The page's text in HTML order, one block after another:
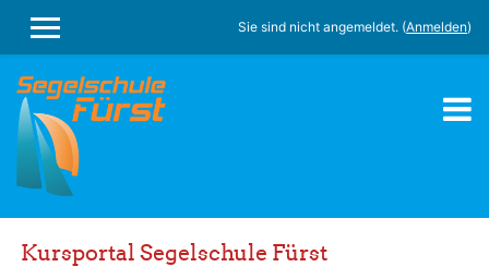
WEBSITE-ÜBERSICHT
Sie sind nicht angemeldet. (Anmelden)
Kursportal Segelschule Fürst